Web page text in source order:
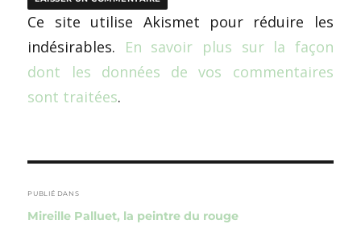
Ce site utilise Akismet pour réduire les
indésirables. En savoir plus sur la façon
dont les données de vos commentaires
sont traitées.
de
l’article
PUBLIÉ DANS
Mireille Palluet, la peintre du rouge